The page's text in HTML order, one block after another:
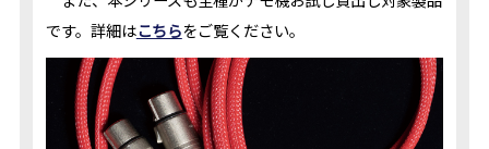
です。詳細はこちらをご覧ください。